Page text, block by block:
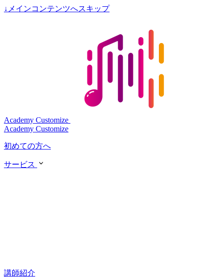
↓ メインコンテンツへスキップ
Academy Customize
Academy Customize
初めての方へ
サービス
講師紹介